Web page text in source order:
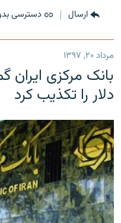
ارسال دسترسی
مرداد ۲۰, ۱۳۹۷
دلار را تکذیب کرد